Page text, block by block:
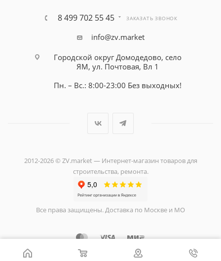
8 499 702 55 45 ЗАКАЗАТЬ ЗВОНОК
info@zv.market
Городской округ Домодедово, село
ЯМ, ул. Почтовая, Вл 1
Пн. – Вс.: 8:00-23:00 Без выходных!
2012-2026 © ZV.market — Интернет-магазин товаров для
строительства, ремонта.
Все права защищены. Доставка по Москве и МО